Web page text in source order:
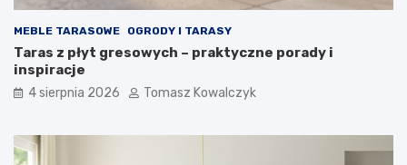
MEBLE TARASOWE OGRODY I TARASY
Taras z płyt gresowych – praktyczne porady i
inspiracje
4 sierpnia 2026 Tomasz Kowalczyk